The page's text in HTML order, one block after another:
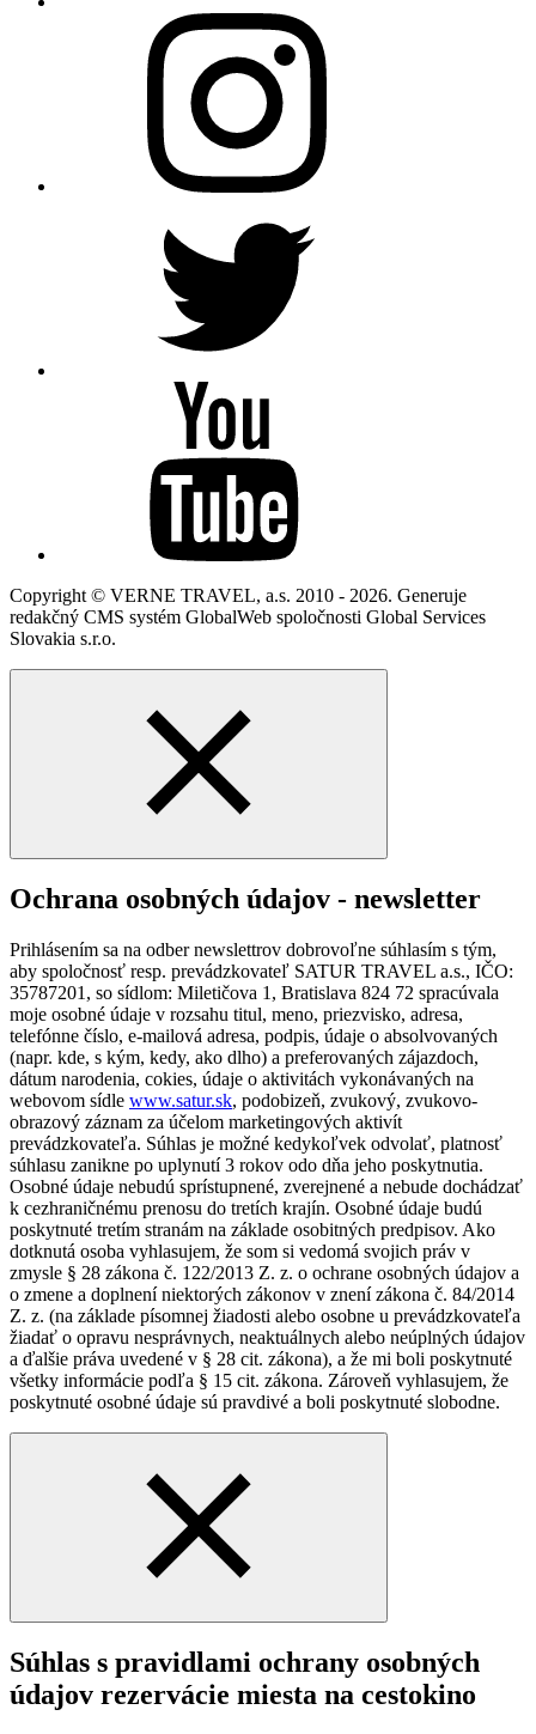
Copyright © VERNE TRAVEL, a.s. 2010 - 2026. Generuje
redakčný CMS systém GlobalWeb spoločnosti Global Services
Slovakia s.r.o.
Ochrana osobných údajov - newsletter
Prihlásením sa na odber newslettrov dobrovoľne súhlasím s tým,
aby spoločnosť resp. prevádzkovateľ SATUR TRAVEL a.s., IČO:
35787201, so sídlom: Miletičova 1, Bratislava 824 72 spracúvala
moje osobné údaje v rozsahu titul, meno, priezvisko, adresa,
telefónne číslo, e-mailová adresa, podpis, údaje o absolvovaných
(napr. kde, s kým, kedy, ako dlho) a preferovaných zájazdoch,
dátum narodenia, cokies, údaje o aktivitách vykonávaných na
webovom sídle www.satur.sk, podobizeň, zvukový, zvukovo-
obrazový záznam za účelom marketingových aktivít
prevádzkovateľa. Súhlas je možné kedykoľvek odvolať, platnosť
súhlasu zanikne po uplynutí 3 rokov odo dňa jeho poskytnutia.
Osobné údaje nebudú sprístupnené, zverejnené a nebude dochádzať
k cezhraničnému prenosu do tretích krajín. Osobné údaje budú
poskytnuté tretím stranám na základe osobitných predpisov. Ako
dotknutá osoba vyhlasujem, že som si vedomá svojich práv v
zmysle § 28 zákona č. 122/2013 Z. z. o ochrane osobných údajov a
o zmene a doplnení niektorých zákonov v znení zákona č. 84/2014
Z. z. (na základe písomnej žiadosti alebo osobne u prevádzkovateľa
žiadať o opravu nesprávnych, neaktuálnych alebo neúplných údajov
a ďalšie práva uvedené v § 28 cit. zákona), a že mi boli poskytnuté
všetky informácie podľa § 15 cit. zákona. Zároveň vyhlasujem, že
poskytnuté osobné údaje sú pravdivé a boli poskytnuté slobodne.
Súhlas s pravidlami ochrany osobných
údajov rezervácie miesta na cestokino